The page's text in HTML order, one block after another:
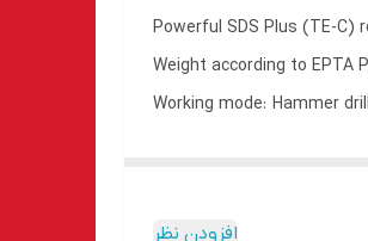
Powerful SDS Plus (TE-C)
Weight according to EPTA
Working mode: Hammer
Weight according to EPTA
افزودن نظر